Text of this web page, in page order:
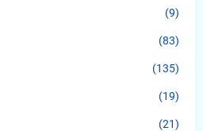
(9)
(83)
(135)
(19)
(21)